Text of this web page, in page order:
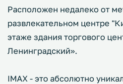
Расположен недалеко от
развлекательном центре
этаже здания торгового
Ленинградский».
IMAX - это абсолютно